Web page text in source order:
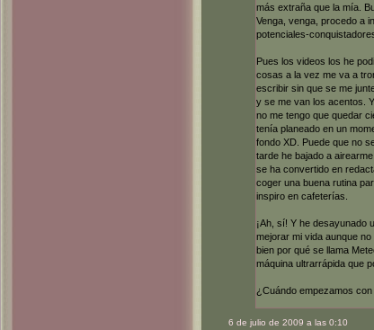
más extraña que la mía.
Venga, venga, procedo a
potenciales-
Pues los videos los he
cosas a la vez me va a
escribir sin que se me
y se me van los acentos.
no me tengo que quedar
tenía planeado en un
fondo XD. Puede que no
tarde he bajado a
se ha convertido en
coger una buena rutina
inspiro en cafeterías.
¡Ah, sí! Y he desayunado
mejorar mi vida aunque
bien por qué se llama
máquina ultrarrápida que
¿Cuándo empezamos
6 de julio de 2009 a las 0:10